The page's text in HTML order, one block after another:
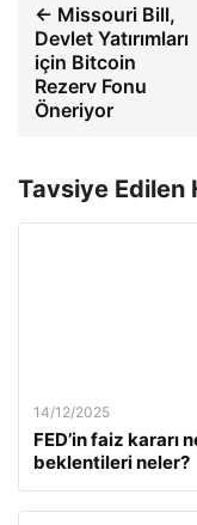
← Missouri Bill,
Devlet Yatırımları
için Bitcoin
Rezerv Fonu
Öneriyor
Tavsiye Edilen
14/12/2025
FED’in faiz kararı
beklentileri neler?